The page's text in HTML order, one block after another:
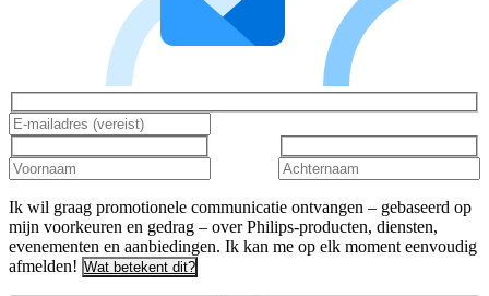
Ik wil graag promotionele communicatie ontvangen – gebaseerd op
mijn voorkeuren en gedrag – over Philips-producten, diensten,
evenementen en aanbiedingen. Ik kan me op elk moment eenvoudig
afmelden! Wat betekent dit?